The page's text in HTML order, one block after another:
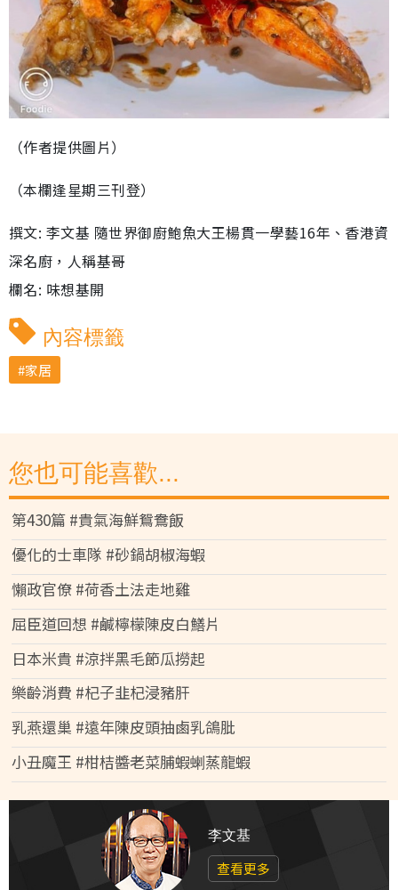
（作者提供圖片）
（本欄逢星期三刊登）
撰文: 李文基 隨世界御廚鮑魚大王楊貫一學藝16年、香港資
深名廚，人稱基哥
欄名: 味想基開
內容標籤
家居
您也可能喜歡...
第430篇 #貴氣海鮮鴛鴦飯
優化的士車隊 #砂鍋胡椒海蝦
懶政官僚 #荷香土法走地雞
屈臣道回想 #鹹檸檬陳皮白鱔片
日本米貴 #涼拌黑毛節瓜撈起
樂齡消費 #杞子韭杞浸豬肝
乳燕還巢 #遠年陳皮頭抽鹵乳鴿肶
小丑魔王 #柑桔醬老菜脯蝦蝲蒸龍蝦
李文基
查看更多